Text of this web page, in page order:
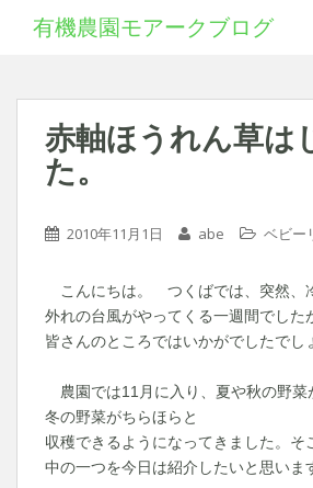
有機農園モアークブログ
赤軸ほうれん草は
た。
2010年11月1日 abe ベビー
こんにちは。 つくばでは、突然、
外れの台風がやってくる一週間でした
皆さんのところではいかがでしたでし
農園では11月に入り、夏や秋の野菜
冬の野菜がちらほらと
収穫できるようになってきました。そ
中の一つを今日は紹介したいと思いま